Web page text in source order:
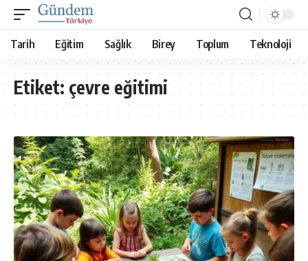
Tarih Eğitim Sağlık Birey Toplum Teknoloji
Etiket:çevre eğitimi